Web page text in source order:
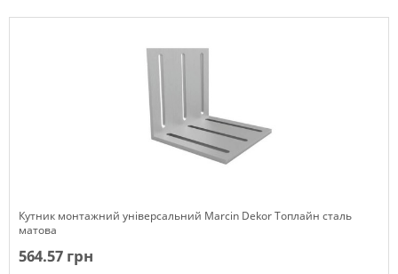
Кутник монтажний універсальний Marcin Dekor Топлайн сталь
матова
564.57 грн